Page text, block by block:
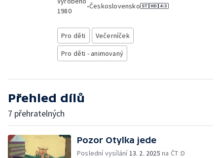
1980
•Československo
Pro děti
Večerníček
Pro děti - animovaný
Přehled dílů
7 přehratelných
Pozor Otylka jede
Poslední vysílání13. 2. 2025 na ČT :D